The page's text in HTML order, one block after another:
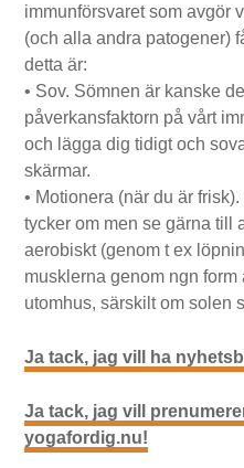
immunförsvaret som avgör
(och alla andra patogener)
detta är:
• Sov. Sömnen är kanske
påverkansfaktorn på vårt
och lägga dig tidigt och
skärmar.
• Motionera (när du är
tycker om men se gärna till
aerobiskt (genom t ex
musklerna genom ngn
utomhus, särskilt om solen
Ja tack, jag vill ha
Ja tack, jag vill
yogafordig.nu!